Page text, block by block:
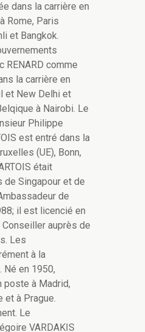
dans la carrière en
Rome, Paris
et Bangkok.
RENARD comme
la carrière en
et New Delhi et
à Nairobi. Le
Philippe
est entré dans la
(UE), Bonn,
était
de Singapour et de
de
il est licencié en
auprès de
Les
à la
Né en 1950,
poste à Madrid,
et à Prague.
Le
VARDAKIS